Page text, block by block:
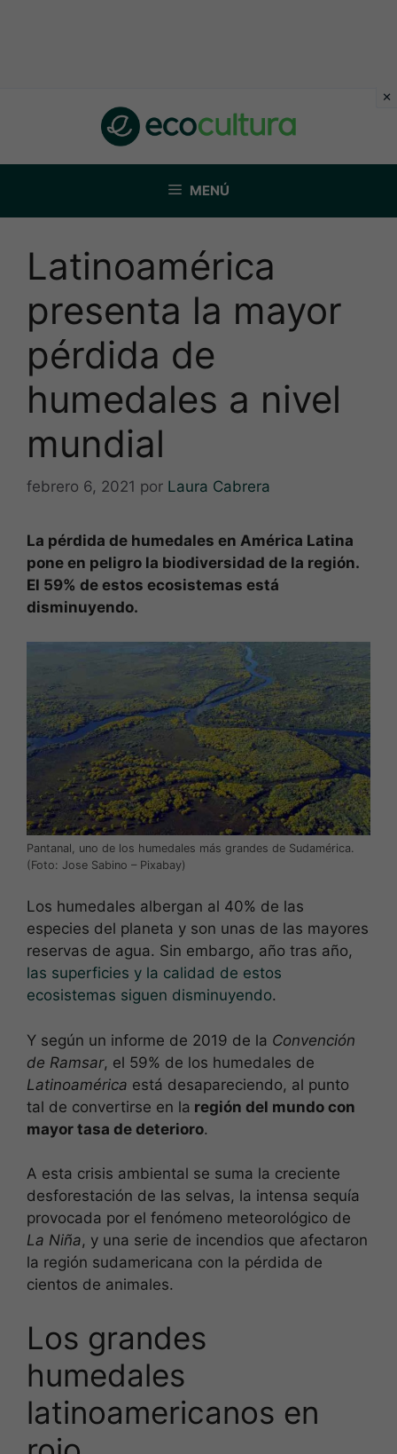
MENÚ
Latinoamérica
presenta la mayor
pérdida de
humedales a nivel
mundial
febrero 6, 2021 por Laura Cabrera
La pérdida de humedales en América Latina
pone en peligro la biodiversidad de la región.
El 59% de estos ecosistemas está
disminuyendo.
Pantanal, uno de los humedales más grandes de Sudamérica.
(Foto: Jose Sabino – Pixabay)
Los humedales albergan al 40% de las
especies del planeta y son unas de las mayores
reservas de agua. Sin embargo, año tras año,
las superficies y la calidad de estos
ecosistemas siguen disminuyendo.
Y según un informe de 2019 de la Convención
de Ramsar, el 59% de los humedales de
Latinoamérica está desapareciendo, al punto
tal de convertirse en la región del mundo con
mayor tasa de deterioro.
A esta crisis ambiental se suma la creciente
desforestación de las selvas, la intensa sequía
provocada por el fenómeno meteorológico de
La Niña, y una serie de incendios que afectaron
la región sudamericana con la pérdida de
cientos de animales.
Los grandes
humedales
latinoamericanos en